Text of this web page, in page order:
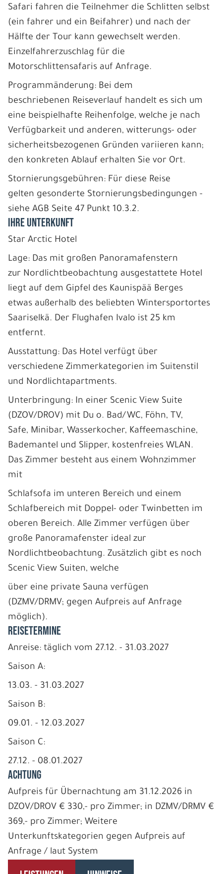
Safari fahren die Teilnehmer die Schlitten selbst
(ein fahrer und ein Beifahrer) und nach der
Hälfte der Tour kann gewechselt werden.
Einzelfahrerzuschlag für die
Motorschlittensafaris auf Anfrage.
Programmänderung: Bei dem
beschriebenen Reiseverlauf handelt es sich um
eine beispielhafte Reihenfolge, welche je nach
Verfügbarkeit und anderen, witterungs- oder
sicherheitsbezogenen Gründen variieren kann;
den konkreten Ablauf erhalten Sie vor Ort.
Stornierungsgebühren: Für diese Reise
gelten gesonderte Stornierungsbedingungen -
siehe AGB Seite 47 Punkt 10.3.2.
IHRE UNTERKUNFT
Star Arctic Hotel
Lage: Das mit großen Panoramafenstern
zur Nordlichtbeobachtung ausgestattete Hotel
liegt auf dem Gipfel des Kaunispää Berges
etwas außerhalb des beliebten Wintersportortes
Saariselkä. Der Flughafen Ivalo ist 25 km
entfernt.
Ausstattung: Das Hotel verfügt über
verschiedene Zimmerkategorien im Suitenstil
und Nordlichtapartments.
Unterbringung: In einer Scenic View Suite
(DZOV/DROV) mit Du o. Bad/WC, Föhn, TV,
Safe, Minibar, Wasserkocher, Kaffeemaschine,
Bademantel und Slipper, kostenfreies WLAN.
Das Zimmer besteht aus einem Wohnzimmer
mit
Schlafsofa im unteren Bereich und einem
Schlafbereich mit Doppel- oder Twinbetten im
oberen Bereich. Alle Zimmer verfügen über
große Panoramafenster ideal zur
Nordlichtbeobachtung. Zusätzlich gibt es noch
Scenic View Suiten, welche
über eine private Sauna verfügen
(DZMV/DRMV; gegen Aufpreis auf Anfrage
möglich).
REISETERMINE
Anreise: täglich vom 27.12. - 31.03.2027
Saison A:
13.03. - 31.03.2027
Saison B:
09.01. - 12.03.2027
Saison C:
27.12. - 08.01.2027
ACHTUNG
Aufpreis für Übernachtung am 31.12.2026 in
DZOV/DROV € 330,- pro Zimmer; in DZMV/DRMV €
369,- pro Zimmer; Weitere
Unterkunftskategorien gegen Aufpreis auf
Anfrage / laut System